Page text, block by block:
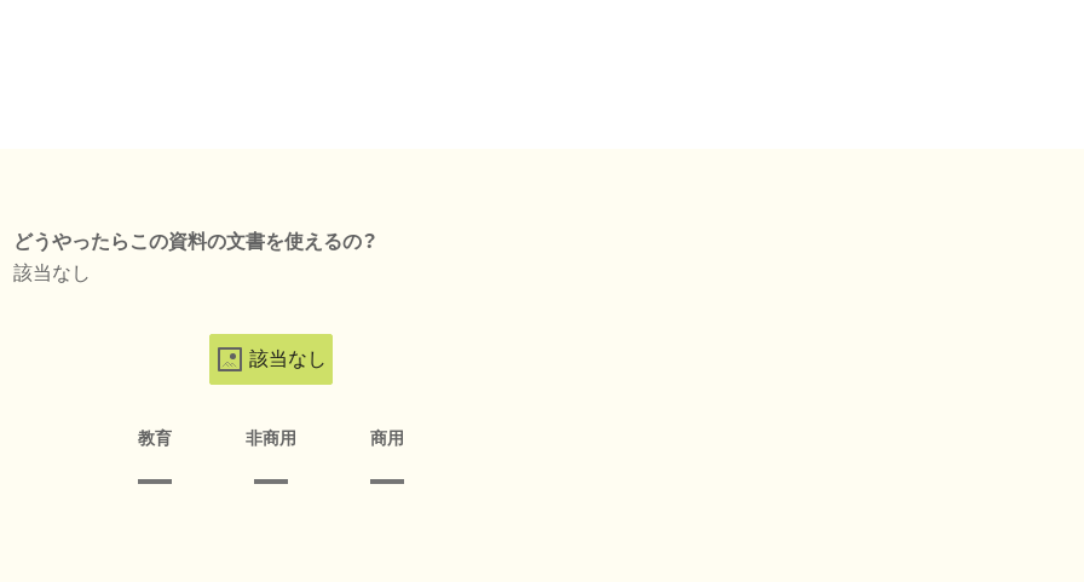
どうやったらこの資料の文書を使えるの？
該当なし
該当なし
教育 非商用 商用